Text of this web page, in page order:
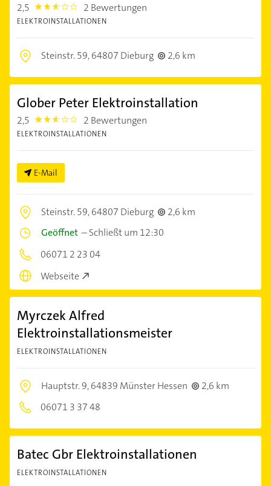
2,5 2.5 2 Bewertungen
ELEKTROINSTALLATIONEN
Steinstr. 59,64807 Dieburg 2,6 km
Glober Peter Elektroinstallation
2,5 2.5 2 Bewertungen
ELEKTROINSTALLATIONEN
E-Mail
Steinstr. 59,64807 Dieburg
2,6 km
Geöffnet –Schließt um 12:30
06071 2 23 04
Webseite
Myrczek Alfred
Elektroinstallationsmeister
ELEKTROINSTALLATIONEN
Hauptstr. 9,64839 Münster Hessen
2,6 km
06071 3 37 48
Batec Gbr Elektroinstallationen
ELEKTROINSTALLATIONEN